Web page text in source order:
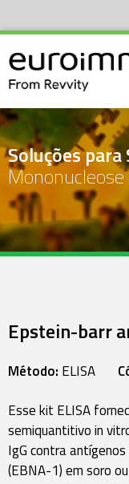
Soluções
Epstein-barr
Método: ELISA
Esse kit ELISA
semiquantitivo in
IgG contra
(EBNA-1) em soro